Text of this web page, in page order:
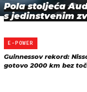
Pola stoljeća
s jedinstvenim
E-POWER
Guinnessov rekord:
gotovo 2000 km bez